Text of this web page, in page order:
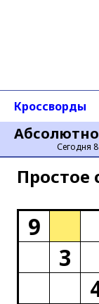
Сегодня 8
Кроссворды
Простое
9
3